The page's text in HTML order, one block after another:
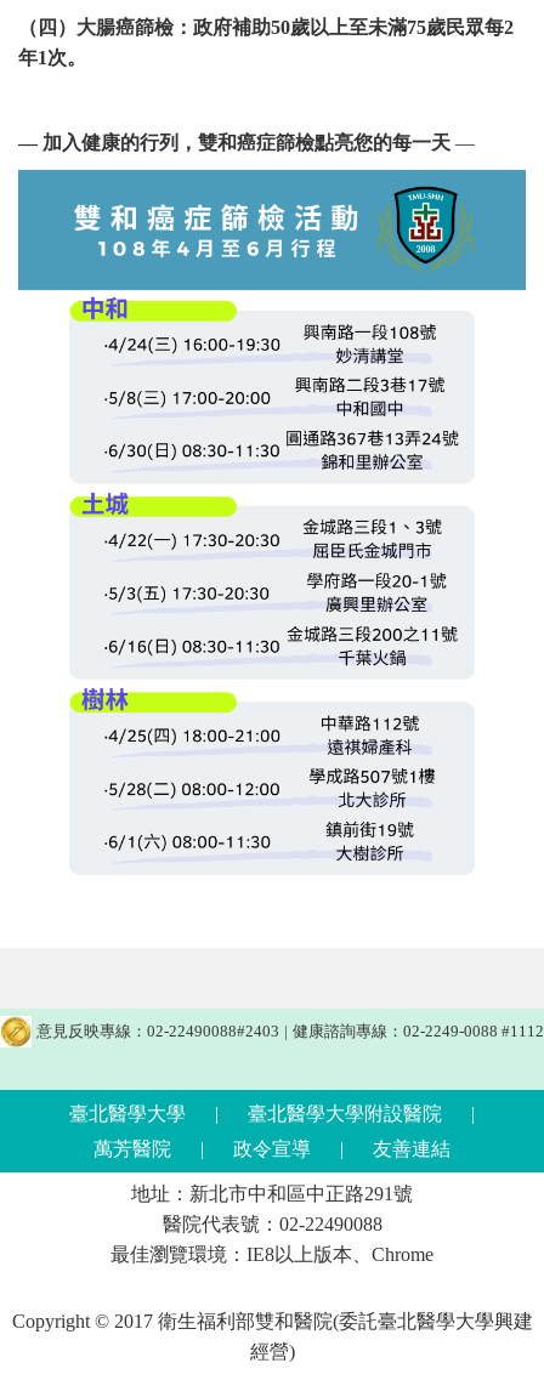
（四）大腸癌篩檢：政府補助50歲以上至未滿75歲民眾每2
年1次。
— 加入健康的行列，雙和癌症篩檢點亮您的每一天 —
意見反映專線：02-22490088#2403 | 健康諮詢專線：02-2249-0088 #1112
臺北醫學大學 | 臺北醫學大學附設醫院
|
萬芳醫院
| 政令宣導 | 友善連結
地址：新北市中和區中正路291號
醫院代表號：02-22490088
最佳瀏覽環境：IE8以上版本、Chrome
Copyright © 2017 衛生福利部雙和醫院(委託臺北醫學大學興建
經營)